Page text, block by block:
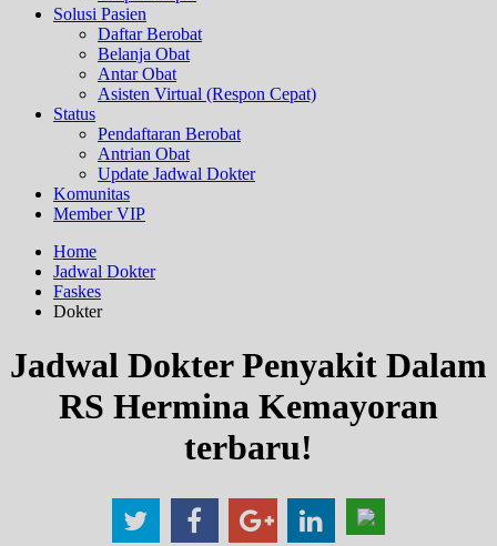
Solusi Pasien
Daftar Berobat
Belanja Obat
Antar Obat
Asisten Virtual (Respon Cepat)
Status
Pendaftaran Berobat
Antrian Obat
Update Jadwal Dokter
Komunitas
Member VIP
Home
Jadwal Dokter
Faskes
Dokter
Jadwal Dokter Penyakit Dalam
RS Hermina Kemayoran
terbaru!